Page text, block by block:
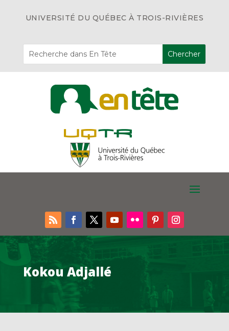
UNIVERSITÉ DU QUÉBEC À TROIS-RIVIÈRES
Kokou Adjallé